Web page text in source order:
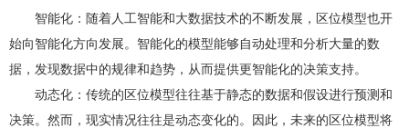
智能化：随着人工智能和大数据技术的不断发展，区位模型也开
始向智能化方向发展。智能化的模型能够自动处理和分析大量的数
据，发现数据中的规律和趋势，从而提供更智能化的决策支持。
动态化：传统的区位模型往往基于静态的数据和假设进行预测和
决策。然而，现实情况往往是动态变化的。因此，未来的区位模型将